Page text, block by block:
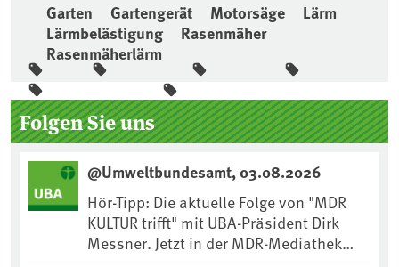
Garten Gartengerät Motorsäge
Lärm
Lärmbelästigung
Rasenmäher
Rasenmäherlärm
Seitenleiste
Folgen Sie uns
@Umweltbundesamt, 03.08.2026
Hör-Tipp: Die aktuelle Folge von "MDR
KULTUR trifft" mit UBA-Präsident Dirk
Messner. Jetzt in der MDR-Mediathek